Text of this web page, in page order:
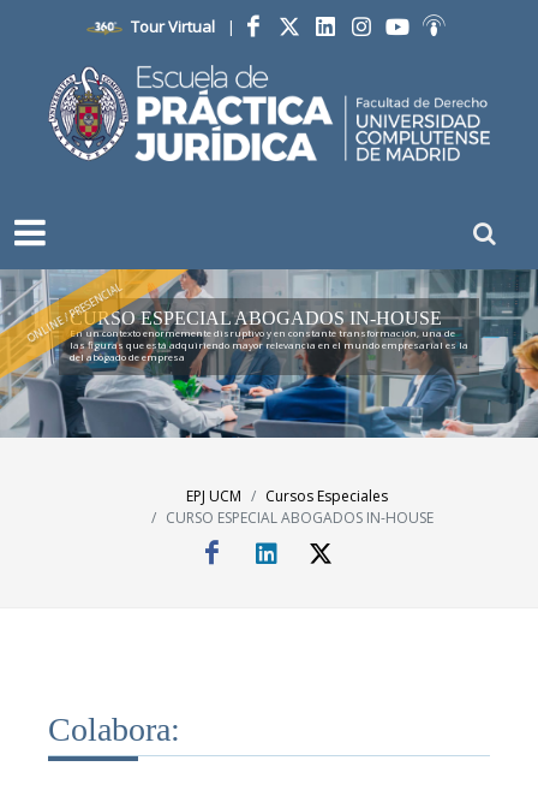
Tour Virtual |
Facebook
ONLINE / PRESENCIAL
CURSO ESPECIAL ABOGADOS IN-HOUSE
En un contexto enormemente disruptivo y en constante transformación, una de
las figuras que está adquiriendo mayor relevancia en el mundo empresarial es la
del abogado de empresa
EPJ UCM
Cursos Especiales
CURSO ESPECIAL ABOGADOS IN-HOUSE
Colabora: